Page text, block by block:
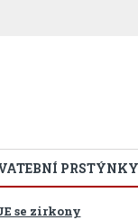
PRSTÝNKY
se zirkony